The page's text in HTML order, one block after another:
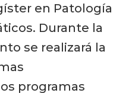
en Patología
Durante la
se realizará la
programas